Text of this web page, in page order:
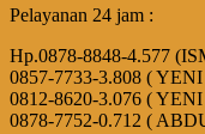
Pelayanan 24 jam :
Hp.0878-8848-4.577
0857-7733-3.808 (
0812-8620-3.076 (
0878-7752-0.712 (